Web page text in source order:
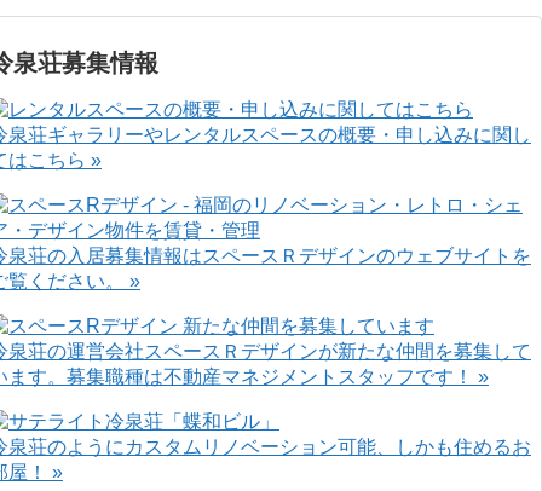
泉荘募集情報
泉荘ギャラリーやレンタルスペースの概要・申し込みに関し
はこちら »
泉荘の入居募集情報はスペースＲデザインのウェブサイトを
覧ください。 »
泉荘の運営会社スペースＲデザインが新たな仲間を募集して
ます。募集職種は不動産マネジメントスタッフです！ »
泉荘のようにカスタムリノベーション可能、しかも住めるお
屋！ »